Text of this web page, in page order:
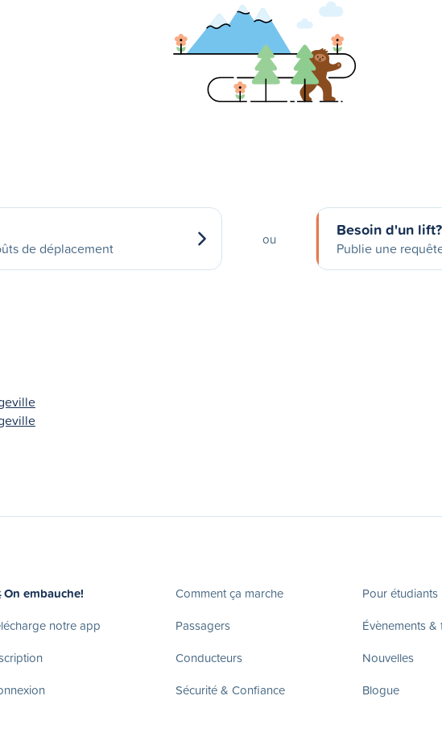
de déplacement
ou Besoin d'un lift?
Publie une
On embauche!
notre app
Comment ça marche
Passagers
Conducteurs
Sécurité & Confiance
Pour étudiants
Évènements &
Nouvelles
Blogue